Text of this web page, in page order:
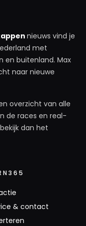
nieuws vind je
met
en buitenland. Max
naar nieuwe
overzicht van alle
de races en real-
dan het
& contact